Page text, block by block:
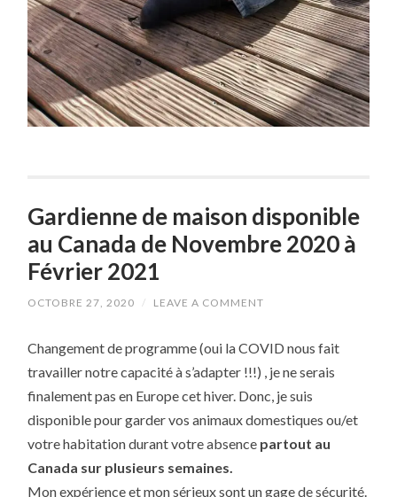
Gardienne de maison disponible
au Canada de Novembre 2020 à
Février 2021
OCTOBRE 27, 2020 / LEAVE A COMMENT
Changement de programme (oui la COVID nous fait
travailler notre capacité à s’adapter !!!) , je ne serais
finalement pas en Europe cet hiver. Donc, je suis
disponible pour garder vos animaux domestiques ou/et
votre habitation durant votre absence partout au
Canada sur plusieurs semaines.
Mon expérience et mon sérieux sont un gage de sécurité.